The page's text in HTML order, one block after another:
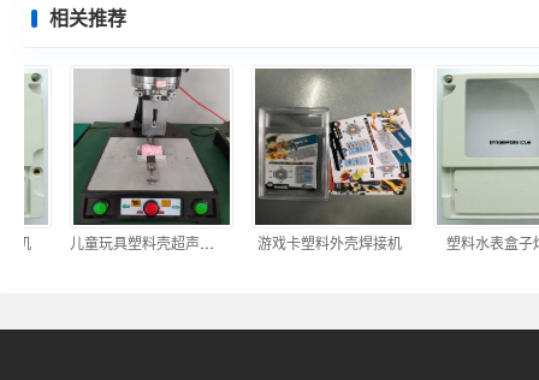
相关推荐
儿童玩具塑料壳超声波焊接机 游戏卡塑料外壳焊接机 塑料水表盒子焊